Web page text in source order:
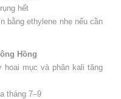
hết
bằng ethylene nhẹ nếu cần
Hồng
hoai mục và phân kali tăng
tháng 7–9